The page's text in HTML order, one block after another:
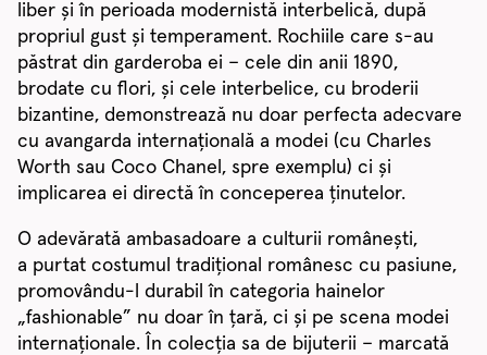
liber și în perioada modernistă interbelică, după
propriul gust și temperament. Rochiile care s-au
păstrat din garderoba ei – cele din anii 1890,
brodate cu flori, și cele interbelice, cu broderii
bizantine, demonstrează nu doar perfecta adecvare
cu avangarda internațională a modei (cu Charles
Worth sau Coco Chanel, spre exemplu) ci și
implicarea ei directă în conceperea ținutelor.
O adevărată ambasadoare a culturii românești,
a purtat costumul tradițional românesc cu pasiune,
promovându-l durabil în categoria hainelor
„fashionable” nu doar în țară, ci și pe scena modei
internaționale. În colecția sa de bijuterii – marcată